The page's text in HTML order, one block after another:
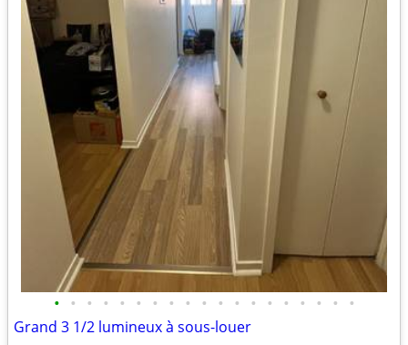
• • • • • • • • • • • • • • • • • • •
Grand 3 1/2 lumineux à sous-louer